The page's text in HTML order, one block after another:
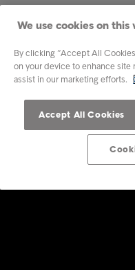
We use cookies on this
By clicking “Accept All
on your device to enhance site
assist in our marketing efforts.
Accept All Cookies